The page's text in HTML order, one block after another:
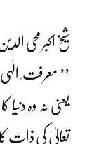
شیخ اکبر محی
’’ معرفت
یعنی نہ وہ
تعالیٰ کی ذات